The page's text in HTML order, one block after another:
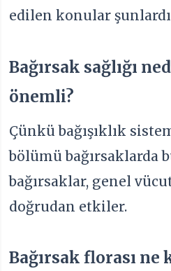
edilen konular
Bağırsak sağlığı
önemli?
Çünkü bağışıklık
bölümü bağırsaklarda
bağırsaklar, genel vücut
doğrudan etkiler.
Bağırsak florası ne